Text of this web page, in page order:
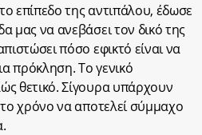
επίπεδο της αντιπάλου, έδωσε
μας να ανεβάσει τον δικό της
πόσο εφικτό είναι να
πρόκληση. Το γενικό
θετικό. Σίγουρα υπάρχουν
χρόνο να αποτελεί σύμμαχο